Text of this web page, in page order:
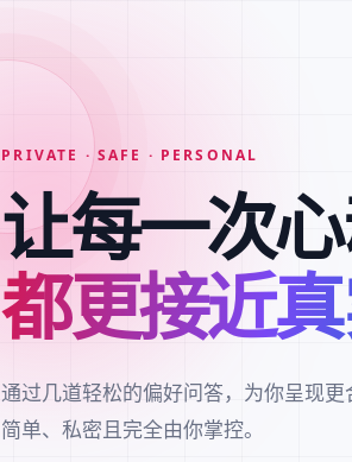
PRIVATE · SAFE · PERSONAL
让每一次
都更接近
通过几道轻松的偏好问答，为你呈现
简单、私密且完全由你掌控。